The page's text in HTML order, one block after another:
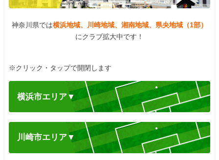
神奈川県では横浜地域、川崎地域、湘南地域、県央地域（1部）
にクラブ拡大中です！
※クリック・タップで開閉します
横浜市エリア▼
川崎市エリア▼